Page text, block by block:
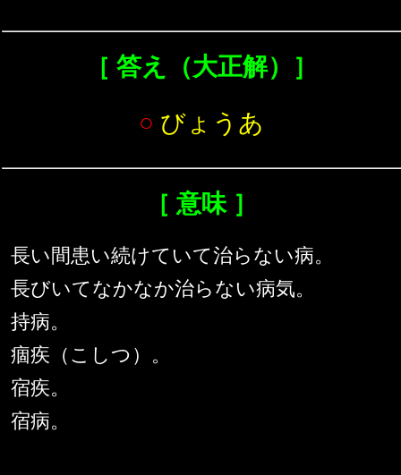
［ 答え（大正解）］
○ びょうあ
［ 意味 ］
長い間患い続けていて治らない病。
長びいてなかなか治らない病気。
持病。
痼疾（こしつ）。
宿疾。
宿病。